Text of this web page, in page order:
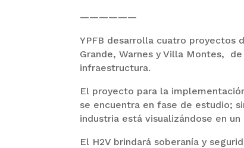
——————
YPFB desarrolla cuatro proyectos
Grande, Warnes y Villa Montes,
infraestructura.
El proyecto para la
se encuentra en fase de estudio;
industria está visualizándose en
El H2V brindará soberanía y